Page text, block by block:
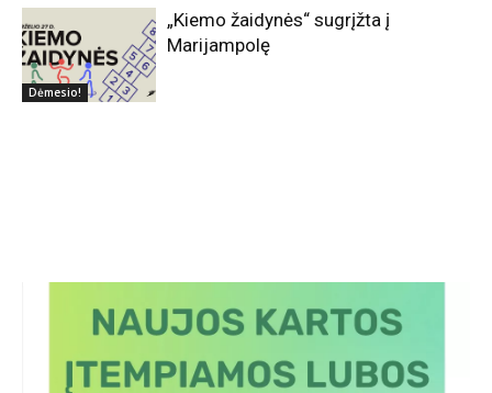
Dėmesio!
„Kiemo žaidynės“ sugrįžta į
Marijampolę